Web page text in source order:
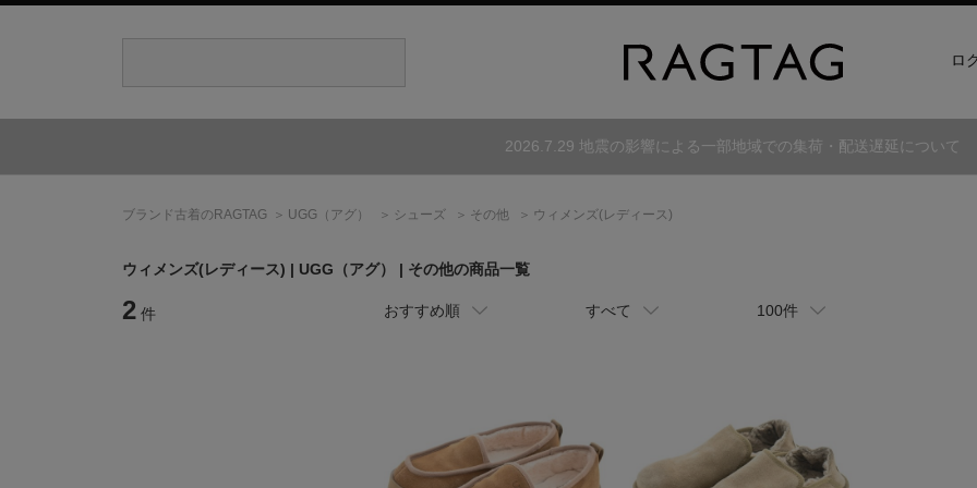
ロ
2026.7.29 地震の影響による一部地域での集荷・配送遅延について
ブランド古着のRAGTAG UGG （アグ） シューズ その他 ウィメンズ(レディース)
ウィメンズ(レディース) | UGG （アグ） | その他の商品一覧
2 件 おすすめ順 すべて 100件